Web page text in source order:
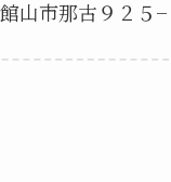
山市那古９２５−